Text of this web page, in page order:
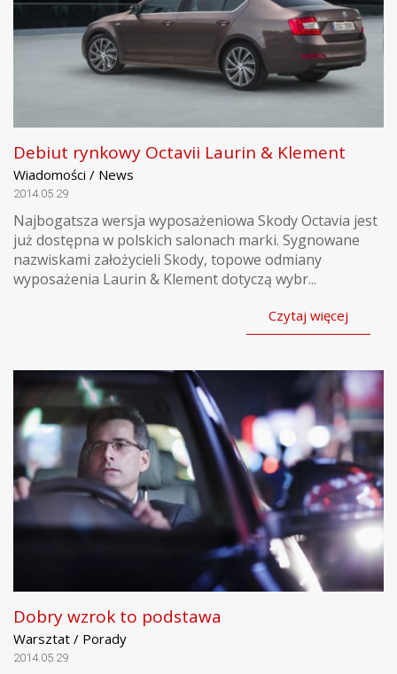
Debiut rynkowy Octavii Laurin & Klement
Wiadomości / News
2014.05.29
Najbogatsza wersja wyposażeniowa Skody Octavia jest
już dostępna w polskich salonach marki. Sygnowane
nazwiskami założycieli Skody, topowe odmiany
wyposażenia Laurin & Klement dotyczą wybr...
Czytaj więcej
Dobry wzrok to podstawa
Warsztat / Porady
2014.05.29